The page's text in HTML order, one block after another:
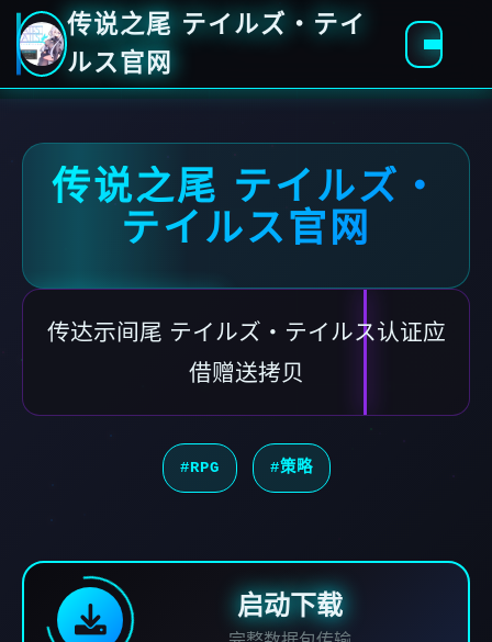
传说之尾 テイルズ・テイ
ルス官网
传说之尾 テイルズ・
テイルス官网
传达示间尾 テイルズ・テイルス认证应
借赠送拷贝
#RPG #策略
启动下载